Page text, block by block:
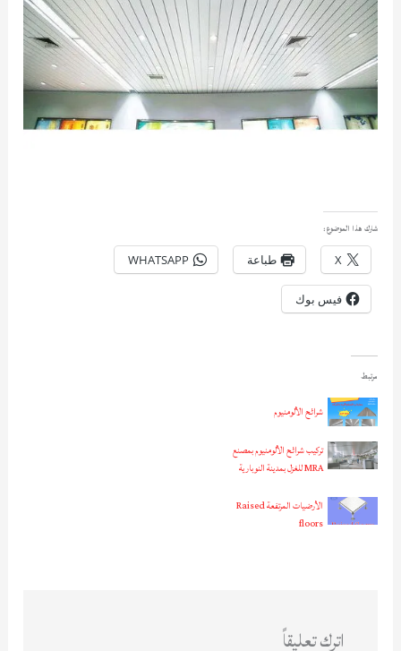
شارك هذا الموضوع:
X طباعة WHATSAPP
فيس بوك
مرتبط
شرائح الألومنيوم
تركيب شرائح الألومنيوم بمصنع
MRA للغزل بمدينة النوبارية
الأرضيات المرتفعة Raised
floors
اترك تعليقاً